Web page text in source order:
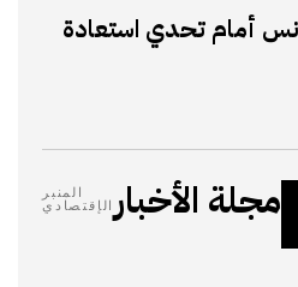
أمام تحدي استعادة
مجلة الأخبار
المنبر
الإقتصادي